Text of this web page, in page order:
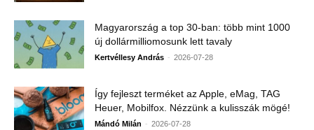
Magyarország a top 30-ban: több mint 1000
új dollármilliomosunk lett tavaly
Kertvéllesy András - 2026-07-28
Így fejleszt terméket az Apple, eMag, TAG
Heuer, Mobilfox. Nézzünk a kulisszák mögé!
Mándó Milán - 2026-07-28